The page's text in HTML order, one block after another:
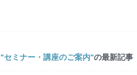
セミナー・講座のご案内 の最新記事